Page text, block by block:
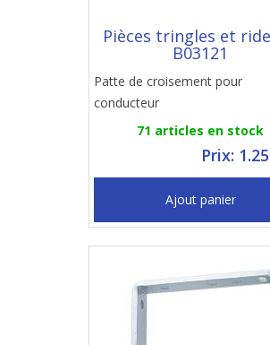
Pièces tringles et
B03121
Patte de croisement pour
conducteur
71 articles en stock
Prix:
Ajout panier